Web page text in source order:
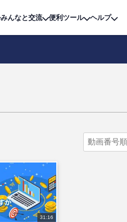
みんなと交流 便利ツール ヘルプ
31:16